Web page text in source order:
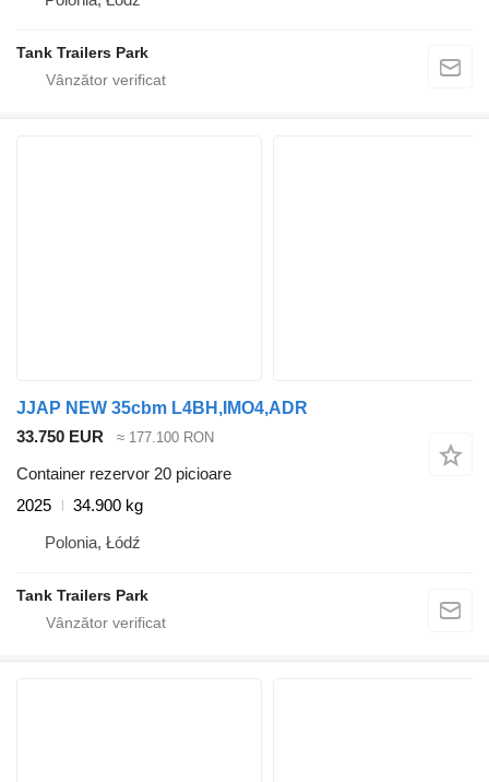
Tank Trailers Park
JJAP NEW 35cbm L4BH,IMO4,ADR
33.750 EUR
≈ 177.100 RON
Container rezervor 20 picioare
2025
34.900 kg
Polonia, Łódź
Tank Trailers Park